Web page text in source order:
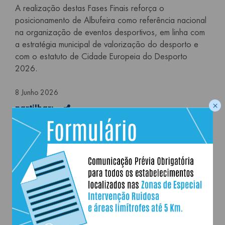
A realização destas Fases Finais reforça o
posicionamento de Albufeira como referência nacional
na organização de eventos desportivos, em linha com
a estratégia municipal de valorização do desporto e
com o estatuto de Cidade Europeia do Desporto
2026.
8 Junho 2026
partilhar: Partilhar
Etiquetas | Tags
Fase Final basquetebol sub-14 masculinos
sub-16 femininos
Desporto
Pavilhão Desportivo de Albufeira
Europeia do Desporto 2026
×